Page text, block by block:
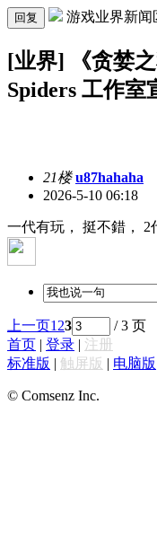
回复 游戏业界新闻
[业界] 《贪婪
Spiders 工作室
21楼 u87hahaha
2026-5-10 06:18
一代有玩， 挺不錯， 2
上一页1 23
/ 3 页
首页 | 登录 | 注册
标准版 | 触屏版 | 电脑版
© Comsenz Inc.